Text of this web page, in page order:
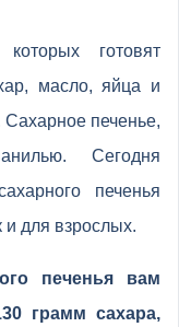
готовят
масло, яйца и
печенье,
Сегодня
печенья
и для взрослых.
печенья вам
грамм сахара,